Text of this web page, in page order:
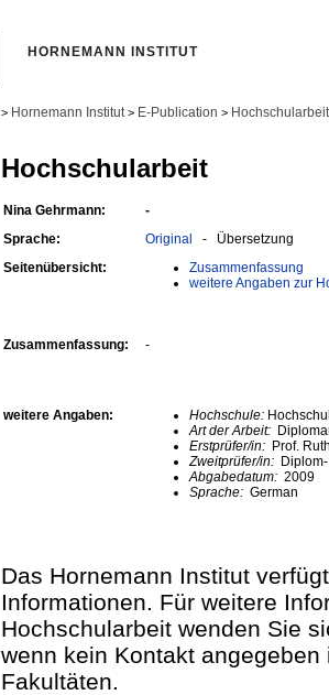
HORNEMANN INSTITUT
> Hornemann Institut > E-Publication >
Hochschularbeit
Nina Gehrmann:
-
Sprache:
Original - Übersetzung
Seitenübersicht:
Zusammenfassung
weitere Angaben zur
Zusammenfassung: -
weitere Angaben: Hochschule:
Art der Arbeit:
Erstprüfer/in: Prof.
Zweitprüfer/in:
Abgabedatum: 2009
Sprache: German
Das Hornemann Institut
Informationen. Für weitere
Hochschularbeit wenden Sie
wenn kein Kontakt
Fakultäten.